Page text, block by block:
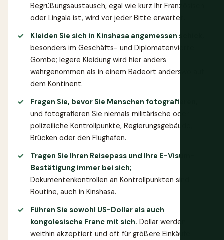
Begrüßungsaustausch, egal wie kurz Ihr Französisch
oder Lingala ist, wird vor jeder Bitte erwartet.
Kleiden Sie sich in Kinshasa angemessen schick,
besonders im Geschäfts- und Diplomatenviertel
Gombe; legere Kleidung wird hier anders
wahrgenommen als in einem Badeort anderswo auf
dem Kontinent.
Fragen Sie, bevor Sie Menschen fotografieren,
und fotografieren Sie niemals militärische oder
polizeiliche Kontrollpunkte, Regierungsgebäude,
Brücken oder den Flughafen.
Tragen Sie Ihren Reisepass und Ihre E-Visum-
Bestätigung immer bei sich;
Dokumentenkontrollen an Kontrollpunkten sind
Routine, auch in Kinshasa.
Führen Sie sowohl US-Dollar als auch
kongolesische Franc mit sich. Dollar werden
weithin akzeptiert und oft für größere Einkäufe